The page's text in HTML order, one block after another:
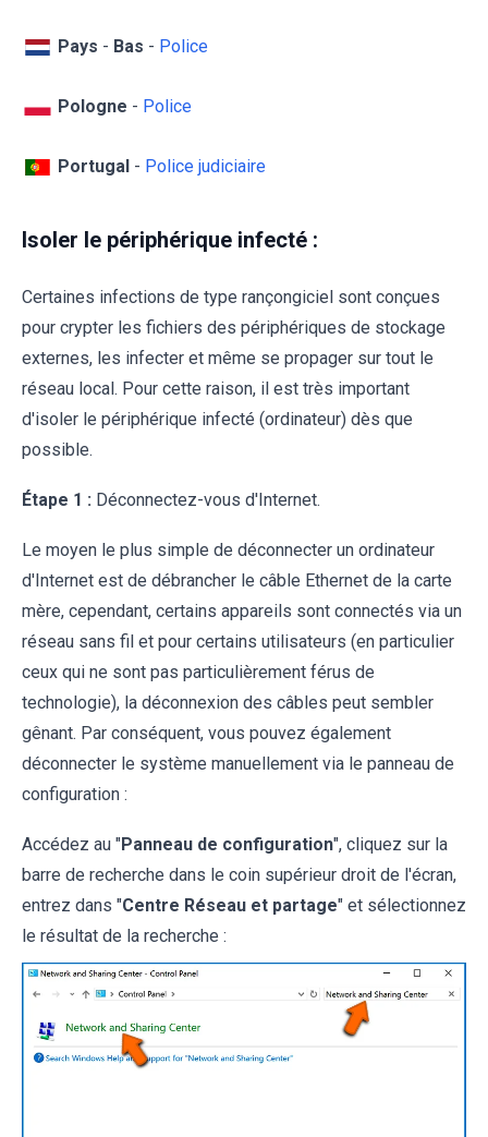
Pays - Bas - Police
Pologne - Police
Portugal - Police judiciaire
Isoler le périphérique infecté :
Certaines infections de type rançongiciel sont conçues
pour crypter les fichiers des périphériques de stockage
externes, les infecter et même se propager sur tout le
réseau local. Pour cette raison, il est très important
d'isoler le périphérique infecté (ordinateur) dès que
possible.
Étape 1 : Déconnectez-vous d'Internet.
Le moyen le plus simple de déconnecter un ordinateur
d'Internet est de débrancher le câble Ethernet de la carte
mère, cependant, certains appareils sont connectés via un
réseau sans fil et pour certains utilisateurs (en particulier
ceux qui ne sont pas particulièrement férus de
technologie), la déconnexion des câbles peut sembler
gênant. Par conséquent, vous pouvez également
déconnecter le système manuellement via le panneau de
configuration :
Accédez au "Panneau de configuration", cliquez sur la
barre de recherche dans le coin supérieur droit de l'écran,
entrez dans "Centre Réseau et partage" et sélectionnez
le résultat de la recherche :